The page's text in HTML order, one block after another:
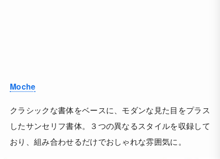
Moche
クラシックな書体をベースに、モダンな見た目をプラス
したサンセリフ書体。３つの異なるスタイルを収録して
おり、組み合わせるだけでおしゃれな雰囲気に。